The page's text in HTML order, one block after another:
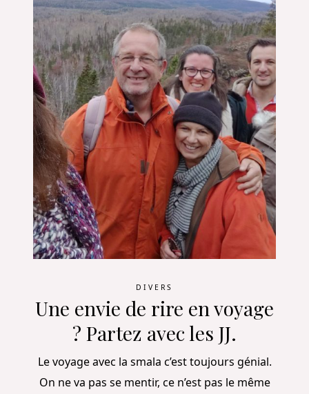
DIVERS
Une envie de rire en voyage
? Partez avec les JJ.
Le voyage avec la smala c’est toujours génial.
On ne va pas se mentir, ce n’est pas le même